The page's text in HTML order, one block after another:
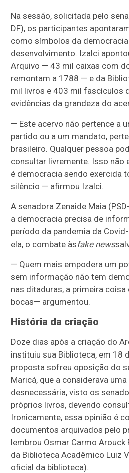
Na sessão, solicitada pelo
DF), os participantes
como símbolos da
desenvolvimento. Izalci
Arquivo — 43 mil caixas com
remontam a 1788 — e da
mil livros e 403 mil fascículos
evidências da grandeza do
— Este acervo não pertence a
partido ou a um mandato,
brasileiro. Qualquer pessoa
consultar livremente. Isso não
é democracia sendo exercida
silêncio — afirmou Izalci.
A senadora Zenaide Maia
a democracia precisa de
período da pandemia da
ela, o combate àsfake news
— Quem mais empodera um
sem informação não tem
nas ditaduras, a primeira
bocas— argumentou.
História da criação
Doze dias após a criação do
instituiu sua Biblioteca, em 18
proposta sofreu oposição do
Maricá, que a considerava
desnecessária, visto os
próprios livros, devendo
Ironicamente, essa opinião é
documentos arquivados pelo
lembrou Osmar Carmo
da Biblioteca Acadêmico Luiz
oficial da biblioteca).